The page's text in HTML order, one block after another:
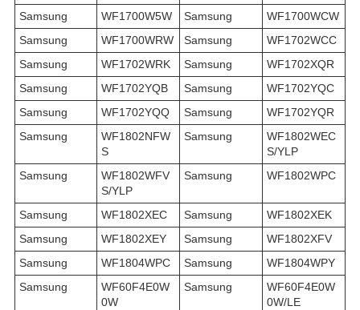
Samsung
WF1700W5W Samsung
WF1700WCW
Samsung
WF1700WRW Samsung
WF1702WCC
Samsung
WF1702WRK Samsung
WF1702XQR
Samsung
WF1702YQB Samsung
WF1702YQC
Samsung
WF1702YQQ Samsung
WF1702YQR
Samsung
WF1802NFW
S
Samsung
WF1802WEC
S/YLP
Samsung
WF1802WFV
S/YLP
Samsung WF1802WPC
Samsung WF1802XEC Samsung
WF1802XEK
Samsung
WF1802XEY Samsung
WF1802XFV
Samsung
WF1804WPC Samsung
WF1804WPY
Samsung
WF60F4E0W
0W
Samsung
WF60F4E0W
0W/LE